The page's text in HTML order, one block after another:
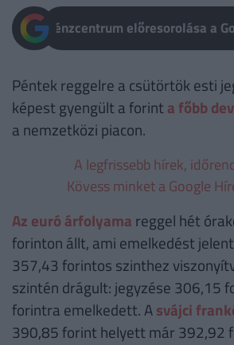
Pénzcentrum előresorolása a
Péntek reggelre a csütörtök esti
képest gyengült a forinta főbb
a nemzetközi piacon.
A legfrissebb hírek,
Kövess minket a Google
Az euró árfolyama reggel hét
forinton állt, ami emelkedést
357,43 forintos szinthez
szintén drágult: jegyzése 306,15
forintra emelkedett. Asvájci
390,85 forint helyett már 392,92